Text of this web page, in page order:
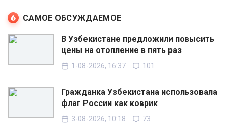
САМОЕ ОБСУЖДАЕМОЕ
В Узбекистане предложили повысить
цены на отопление в пять раз
1-08-2026, 16:37 101
Гражданка Узбекистана использовала
флаг России как коврик
3-08-2026, 10:18 73